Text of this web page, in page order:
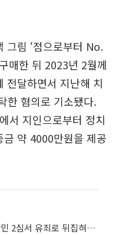
그림 ‘점으로부터 No.
매한 뒤 2023년 2월께
전달하면서 지난해 치
한 혐의로 기소됐다.
서 지인으로부터 정치
약 4000만원을 제공
유죄로 뒤집혀…징역형 집유